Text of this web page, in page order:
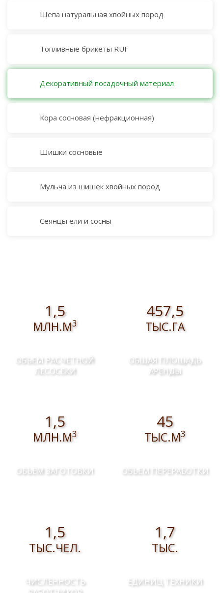
Щепа натуральная хвойных пород
Топливные брикеты RUF
Декоративный посадочный материал
Кора сосновая (нефракционная)
Шишки сосновые
Мульча из шишек хвойных пород
Сеянцы ели и сосны
1,5
МЛН.М3
ОБЪЕМ РАСЧЕТНОЙ
ЛЕСОСЕКИ
457,5
ТЫС.ГА
ОБЩАЯ ПЛОЩАДЬ
АРЕНДЫ
1,5
МЛН.М3
ОБЪЕМ ЗАГОТОВКИ
45
ТЫС.М3
ОБЪЕМ ПЕРЕРАБОТКИ
1,5
ТЫС.ЧЕЛ.
ЧИСЛЕННОСТЬ
1,7
ТЫС.
ЕДИНИЦ ТЕХНИКИ